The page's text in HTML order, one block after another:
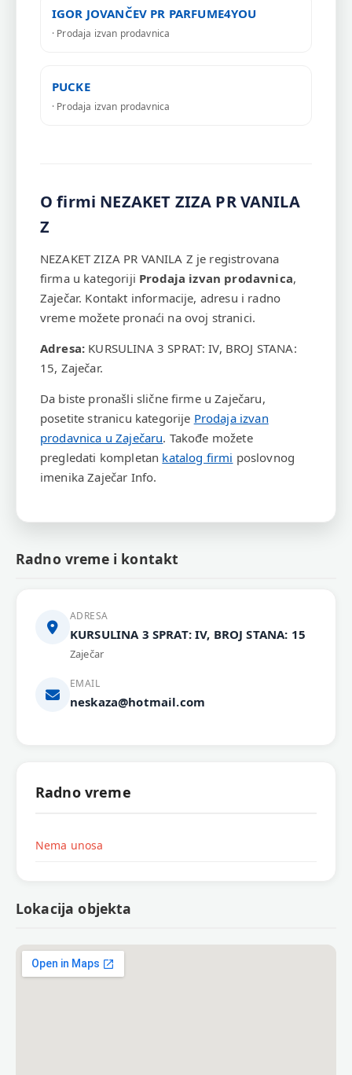
IGOR JOVANČEV PR PARFUME4YOU
· Prodaja izvan prodavnica
PUCKE
· Prodaja izvan prodavnica
O firmi NEZAKET ZIZA PR VANILA
Z
NEZAKET ZIZA PR VANILA Z je registrovana
firma u kategoriji Prodaja izvan prodavnica,
Zaječar. Kontakt informacije, adresu i radno
vreme možete pronaći na ovoj stranici.
Adresa: KURSULINA 3 SPRAT: IV, BROJ STANA:
15, Zaječar.
Da biste pronašli slične firme u Zaječaru,
posetite stranicu kategorije Prodaja izvan
prodavnica u Zaječaru. Takođe možete
pregledati kompletan katalog firmi poslovnog
imenika Zaječar Info.
Radno vreme i kontakt
ADRESA
KURSULINA 3 SPRAT: IV, BROJ STANA: 15
Zaječar
EMAIL
neskaza@hotmail.com
Radno vreme
Nema unosa
Lokacija objekta